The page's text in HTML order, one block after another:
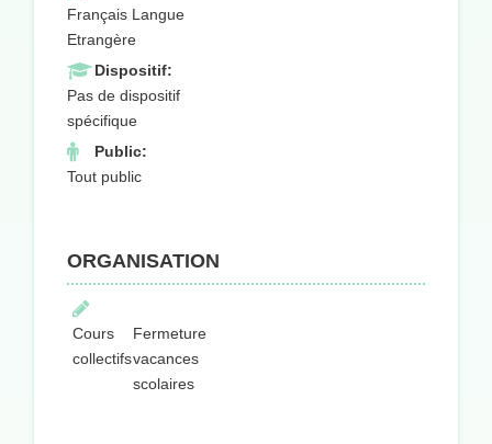
Français Langue
Etrangère
Dispositif:
Pas de dispositif
spécifique
Public:
Tout public
ORGANISATION
Cours
collectifs
Fermeture
vacances
scolaires